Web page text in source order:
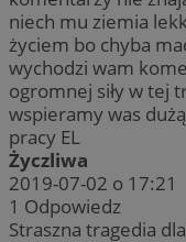
niech mu ziemia
życiem bo chyba
wychodzi wam
ogromnej siły w tej
wspieramy was
pracy EL
Życzliwa
2019-07-02 o 17:21
1 Odpowiedz
Straszna tragedia